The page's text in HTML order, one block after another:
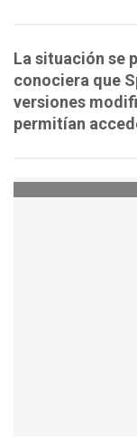
La situación se
conociera que
versiones
permitían